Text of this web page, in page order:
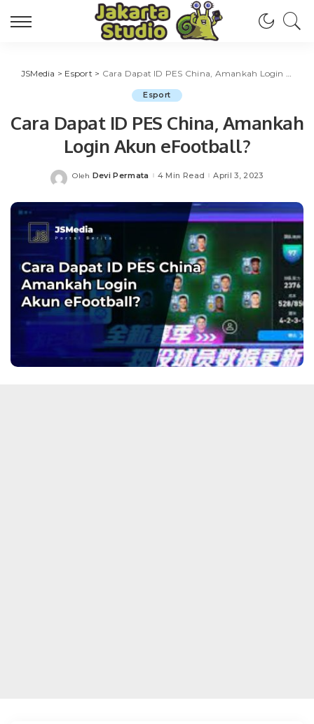
JSMedia > Esport > Cara Dapat ID PES China, Amankah Login Akun eFootball?
Esport
Cara Dapat ID PES China, Amankah
Login Akun eFootball?
Posted
Oleh Devi Permata 4 Min Read April 3, 2023